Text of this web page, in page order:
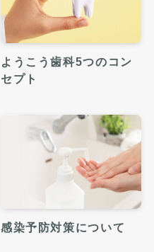
ようこう歯科5つのコン
セプト
感染予防対策について